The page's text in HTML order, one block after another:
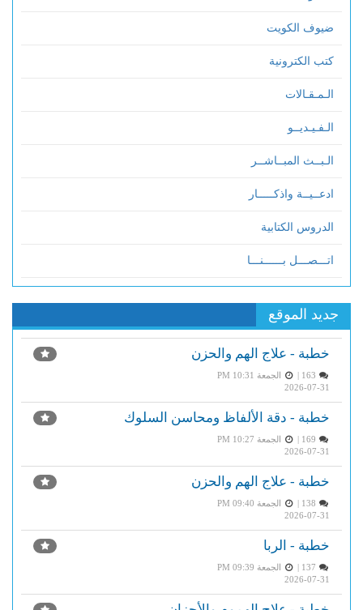
ضيوف الكويت
كتب الكترونية
الـمـقـالات
الـفـيـديــو
الـبــث المبــاشــر
ادعــيــة واذكـــــار
الدروس الكتابية
اتـــصـــل بــــــنـــا
جديد الموقع
خطبة - علاج الهم والحزن
الجمعة PM 10:31
2026-07-31
خطبة - دقة الألفاظ ومحاسن السلوك
الجمعة PM 10:27
2026-07-31
خطبة - علاج الهم والحزن
الجمعة PM 09:40
2026-07-31
خطبة - الربا
الجمعة PM 09:39
2026-07-31